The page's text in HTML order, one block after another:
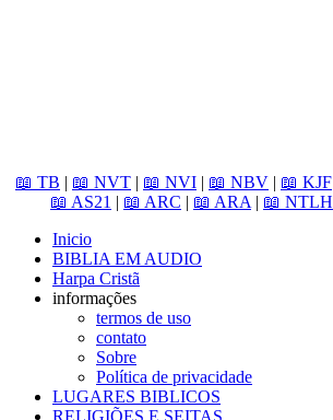
📖 TB | 📖 NVT | 📖 NVI | 📖 NBV | 📖 KJF
📖 AS21 | 📖 ARC | 📖 ARA | 📖 NTLH
Inicio
BIBLIA EM AUDIO
Harpa Cristã
informações
termos de uso
contato
Sobre
Política de privacidade
LUGARES BIBLICOS
RELIGIÕES E SEITAS